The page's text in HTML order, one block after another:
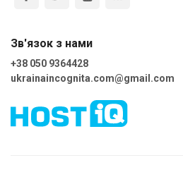
Зв'язок з нами
+38 050 9364428
ukrainaincognita.com@gmail.com